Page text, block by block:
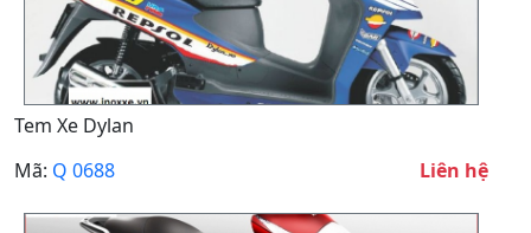
Tem Xe Dylan
Mã: Q 0688 Liên hệ